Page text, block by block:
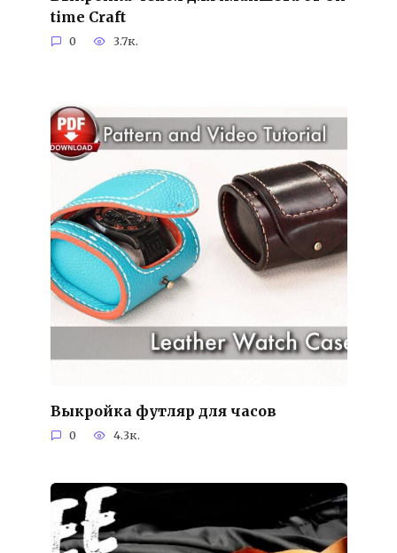
time Craft
0 3.7к.
Выкройка футляр для часов
0 4.3к.